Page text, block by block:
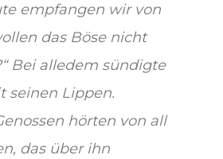
empfangen wir von
das Böse nicht
Bei alledem sündigte
seinen Lippen.
hörten von all
das über ihn